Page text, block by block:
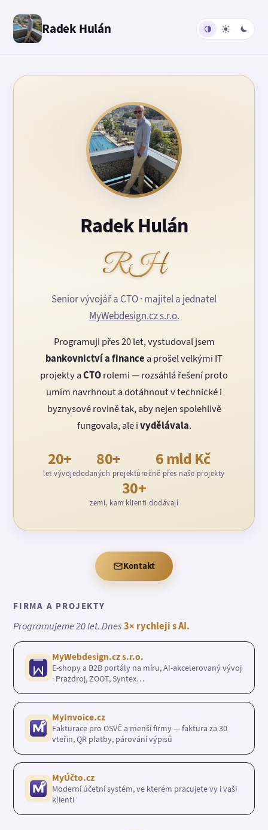
Radek Hulán
Radek Hulán
RH
Senior vývojář a CTO · majitel a jednatel
MyWebdesign.cz s.r.o.
Programuji přes 20 let, vystudoval jsem
bankovnictví a finance a prošel velkými IT
projekty aCTOrolemi — rozsáhlá řešení proto
umím navrhnout a dotáhnout v technické i
byznysové rovině tak, aby nejen spolehlivě
fungovala, ale ivydělávala.
20+
let vývoje
80+
dodaných projektů
6 mld Kč
ročně přes naše projekty
30+
zemí, kam klienti dodávají
Kontakt
FIRMA A PROJEKTY
Programujeme 20 let. Dnes3× rychleji s AI.
MyWebdesign.cz s.r.o.
E-shopy a B2B portály na míru, AI-akcelerovaný vývoj
· Prazdroj, ZOOT, Syntex…
MyInvoice.cz
Fakturace pro OSVČ a menší firmy — faktura za 30
vteřin, QR platby, párování výpisů
MyÚčto.cz
Moderní účetní systém, ve kterém pracujete vy i vaši
klienti